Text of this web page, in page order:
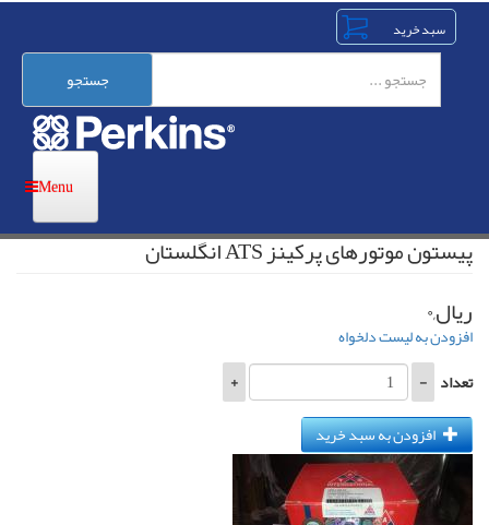
رفتن
محتوای
جستجو
پیستون موتورهای پرکینز ATS انگلستان
ریال,۰
افزودن به لیست دلخواه
تعداد -
+
افزودن به سبد خرید